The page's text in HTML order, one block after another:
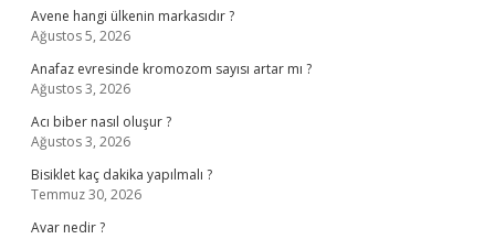
Avene hangi ülkenin markasıdır ?
Ağustos 5, 2026
Anafaz evresinde kromozom sayısı artar mı ?
Ağustos 3, 2026
Acı biber nasıl oluşur ?
Ağustos 3, 2026
Bisiklet kaç dakika yapılmalı ?
Temmuz 30, 2026
Avar nedir ?